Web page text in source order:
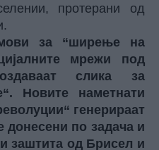
протерани од
за “ширење на
мрежи под
слика за
Новите наметнати
генерираат
донесени по задача и
заштита од Брисел и